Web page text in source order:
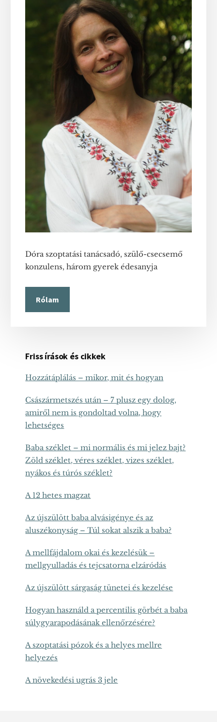
Dóra szoptatási tanácsadó, szülő-csecsemő
konzulens, három gyerek édesanyja
Rólam
Friss írások és cikkek
Hozzátáplálás – mikor, mit és hogyan
Császármetszés után – 7 plusz egy dolog,
amiről nem is gondoltad volna, hogy
lehetséges
Baba széklet – mi normális és mi jelez bajt?
Zöld széklet, véres széklet, vizes széklet,
nyákos és túrós széklet?
A 12 hetes magzat
Az újszülött baba alvásigénye és az
aluszékonyság – Túl sokat alszik a baba?
A mellfájdalom okai és kezelésük –
mellgyulladás és tejcsatorna elzáródás
Az újszülött sárgaság tünetei és kezelése
Hogyan használd a percentilis görbét a baba
súlygyarapodásának ellenőrzésére?
A szoptatási pózok és a helyes mellre
helyezés
A növekedési ugrás 3 jele